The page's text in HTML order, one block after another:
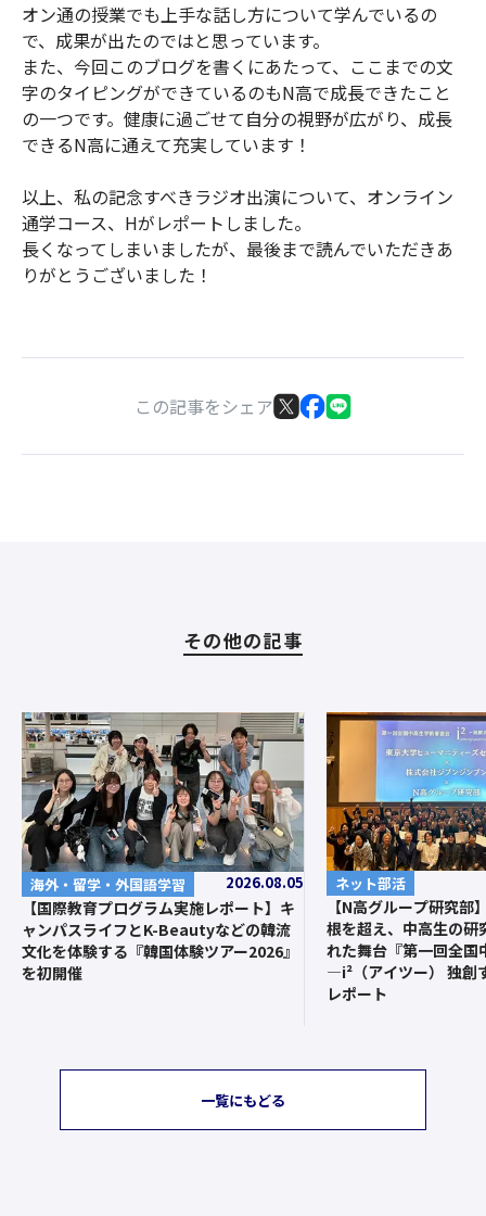
オン通の授業でも上手な話し方について学んでいるの
で、成果が出たのではと思っています。
また、今回このブログを書くにあたって、ここまでの文
字のタイピングができているのもN高で成長できたこと
の一つです。健康に過ごせて自分の視野が広がり、成長
できるN高に通えて充実しています！
以上、私の記念すべきラジオ出演について、オンライン
通学コース、Hがレポートしました。
長くなってしまいましたが、最後まで読んでいただきあ
りがとうございました！
この記事をシェア
その他の記事
海外・留学・外国語学習 2026.08.05
【国際教育プログラム実施レポート】キ
ャンパスライフとK-Beautyなどの韓流
文化を体験する『韓国体験ツアー2026』
を初開催
ネット部活
【N高グループ研究部
根を超え、中高生の研
れた舞台『第一回全国
—i²（アイツー） 独創
レポート
一覧にもどる